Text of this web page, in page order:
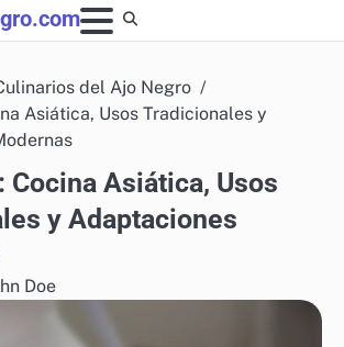
del Ajo Negro
Asiática, Usos Tradicionales y
Cocina Asiática, Usos
y Adaptaciones
Doe